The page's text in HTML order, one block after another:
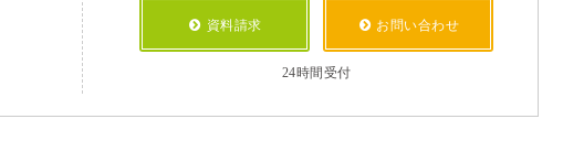
資料請求 お問い合わせ
24時間受付